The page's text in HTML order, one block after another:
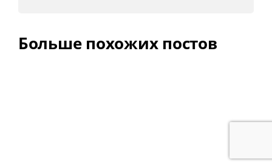
Больше похожих постов